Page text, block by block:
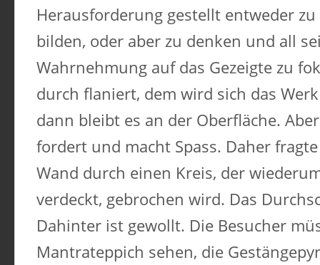
Herausforderung gestellt entweder
bilden, oder aber zu denken und all
Wahrnehmung auf das Gezeigte zu
durch flaniert, dem wird sich das
dann bleibt es an der Oberfläche.
fordert und macht Spass. Daher
Wand durch einen Kreis, der
verdeckt, gebrochen wird. Das
Dahinter ist gewollt. Die Besucher
Mantrateppich sehen, die